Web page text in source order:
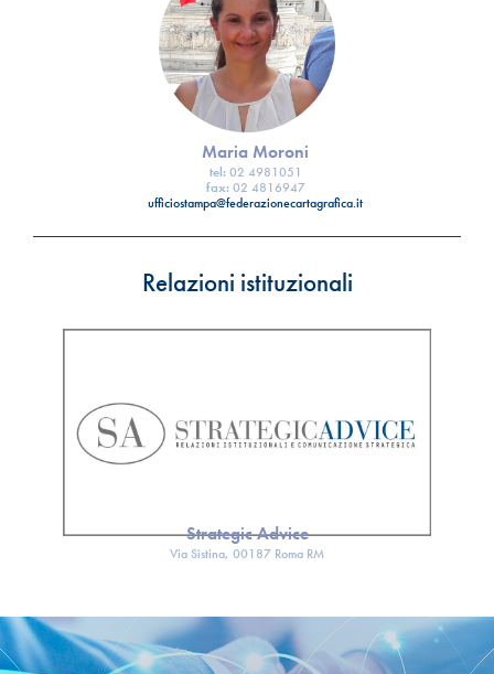
Maria Moroni
tel: 02 4981051
fax: 02 4816947
ufficiostampa@federazionecartagrafica.it
Relazioni istituzionali
Strategic Advice
Via Sistina, 00187 Roma RM